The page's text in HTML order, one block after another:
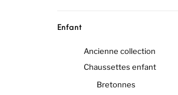
Enfant
Ancienne collection
Chaussettes enfant
Bretonnes